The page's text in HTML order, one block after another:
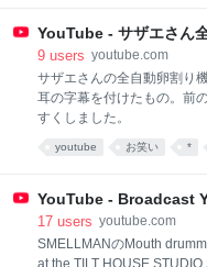
highlighted videos from this
language for viewing the
change, or click "Cancel" to
YouTube - サザエさん
9 users youtube.com
サザエさんの全自動卵割り
耳の字幕を付けたもの。前
すくしました。
youtube お笑い *
YouTube - Broadcast
17 users youtube.com
SMELLMANのMouth
at the TILT HOUSE